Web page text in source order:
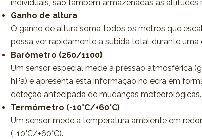
individuais, são também armazenadas as altitudes
Ganho de altura
O ganho de altura soma todos os metros que
possa ver rapidamente a subida total durante uma
Barómetro (260/1100)
Um sensor especial mede a pressão atmosférica
hPa) e apresenta esta informação no ecrã em
deteção antecipada de mudanças meteorológicas.
Termómetro (-10°C/+60°C)
Um sensor mede a temperatura ambiente em
(-10°C/+60°C).